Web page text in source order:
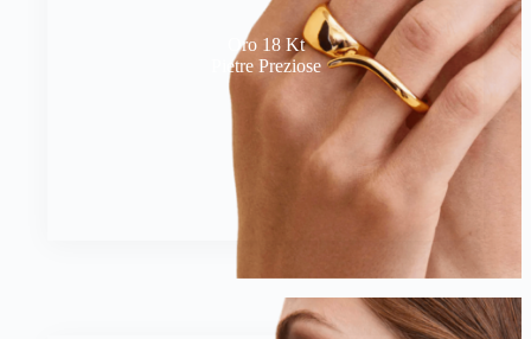
Oro 18 Kt
Pietre Preziose